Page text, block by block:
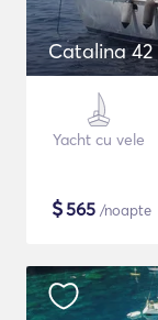
Catalina 42
Yacht cu vele
$565 /noapte